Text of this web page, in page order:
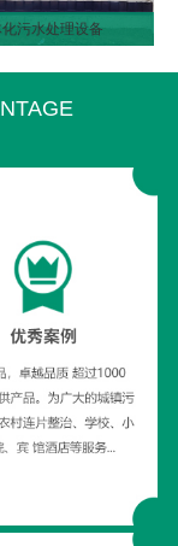
污水处理设备